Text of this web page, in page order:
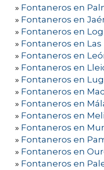
» Fontaneros en
» Fontaneros en
» Fontaneros en
» Fontaneros en Las
» Fontaneros en
» Fontaneros en
» Fontaneros en
» Fontaneros en
» Fontaneros en
» Fontaneros en
» Fontaneros en
» Fontaneros en
» Fontaneros en
» Fontaneros en